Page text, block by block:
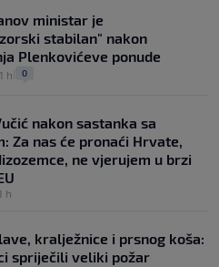
ministar je
stabilan" nakon
Plenkovićeve ponude
h 0
nakon sastanka sa
Za nas će pronaći Hrvate,
ne vjerujem u brzi
h
kralježnice i prsnog koša:
spriječili veliki požar